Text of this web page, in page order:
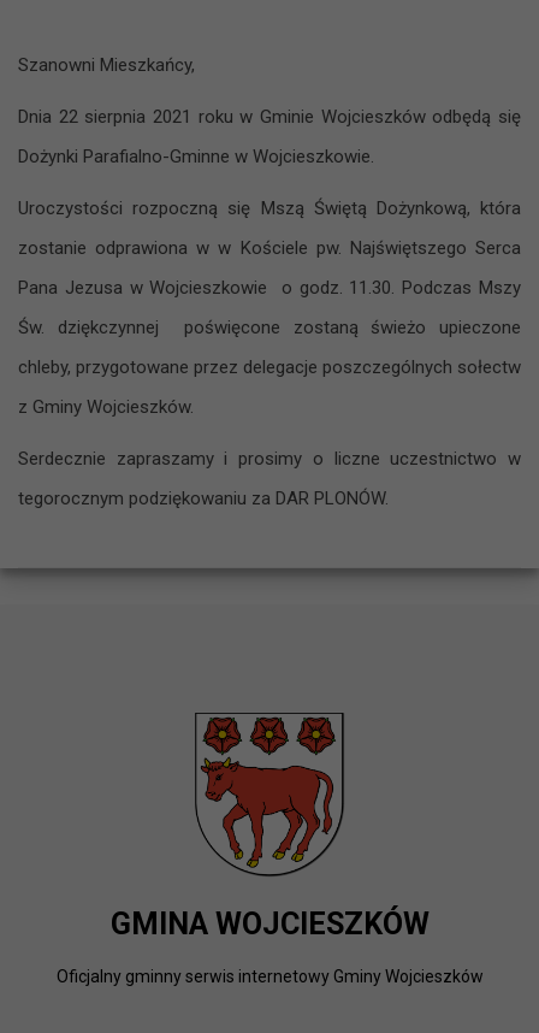
Szanowni Mieszkańcy,
Dnia 22 sierpnia 2021 roku w Gminie Wojcieszków odbędą się
Dożynki Parafialno-Gminne w Wojcieszkowie.
Uroczystości rozpoczną się Mszą Świętą Dożynkową, która
zostanie odprawiona w w Kościele pw. Najświętszego Serca
Pana Jezusa w Wojcieszkowie o godz. 11.30. Podczas Mszy
Św. dziękczynnej poświęcone zostaną świeżo upieczone
chleby, przygotowane przez delegacje poszczególnych sołectw
z Gminy Wojcieszków.
Serdecznie zapraszamy i prosimy o liczne uczestnictwo w
tegorocznym podziękowaniu za DAR PLONÓW.
GMINA WOJCIESZKÓW
Oficjalny gminny serwis internetowy Gminy Wojcieszków